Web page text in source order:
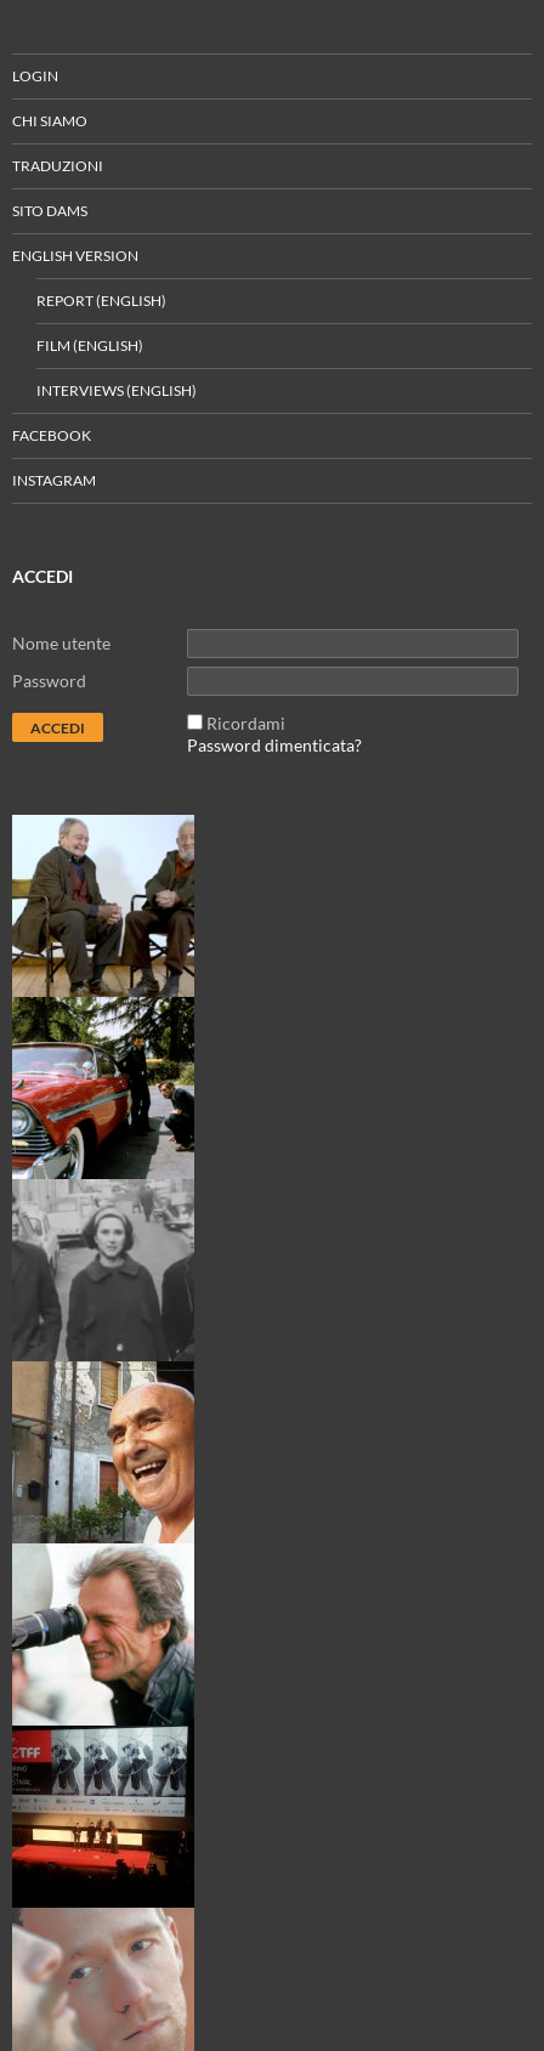
LOGIN
CHI SIAMO
TRADUZIONI
SITO DAMS
ENGLISH VERSION
REPORT (ENGLISH)
FILM (ENGLISH)
INTERVIEWS (ENGLISH)
FACEBOOK
INSTAGRAM
ACCEDI
Nome utente
Password
Ricordami
Password dimenticata?